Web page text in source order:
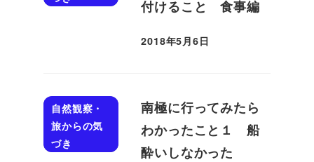
付けること 食事編
投稿日
2018年5月6日
自然観察・
旅からの気
づき
南極に行ってみたら
わかったこと１ 船
酔いしなかった